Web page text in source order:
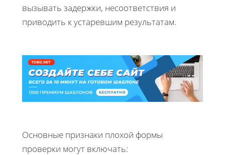
вызывать задержки, несоответствия и
приводить к устаревшим результатам.
Основные признаки плохой формы
проверки могут включать: